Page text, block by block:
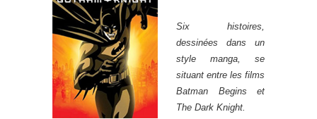
Six histoires,
dessinées dans un
style manga, se
situant entre les films
Batman Begins et
The Dark Knight.